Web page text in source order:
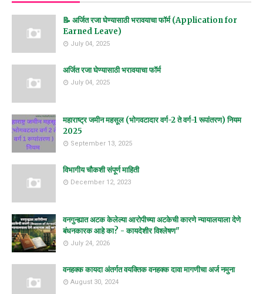
📝 अर्जित रजा घेण्यासाठी भरावयाचा फॉर्म (Application for
Earned Leave)
July 04, 2025
अर्जित रजा घेण्यासाठी भरावयाचा फॉर्म
July 04, 2025
महाराष्ट्र जमीन महसूल (भोगवटादार वर्ग-2 ते वर्ग-1 रूपांतरण) नियम
2025
September 13, 2025
विभागीय चौकशी संपूर्ण माहिती
December 12, 2023
वनगुन्ह्यात अटक केलेल्या आरोपीच्या अटकेची कारणे न्यायालयाला देणे
बंधनकारक आहे का? - कायदेशीर विश्लेषण"
July 24, 2026
वनहक्क कायदा अंतर्गत वयक्तिक वनहक्क दावा मागणीचा अर्ज नमुना
August 30, 2024